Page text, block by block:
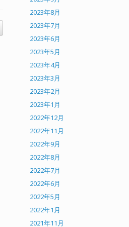
2023年8月
2023年7月
2023年6月
2023年5月
2023年4月
2023年3月
2023年2月
2023年1月
2022年12月
2022年11月
2022年9月
2022年8月
2022年7月
2022年6月
2022年5月
2022年1月
2021年11月